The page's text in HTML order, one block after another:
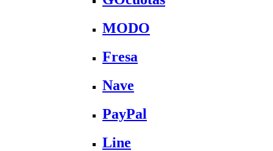
MODO
Fresa
Nave
PayPal
Line